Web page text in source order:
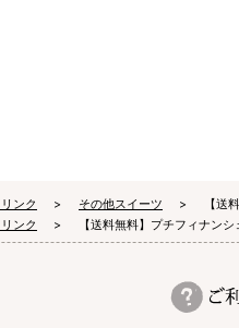
ンク その他スイーツ
【送
ンク 【送料無料】プチフィナン